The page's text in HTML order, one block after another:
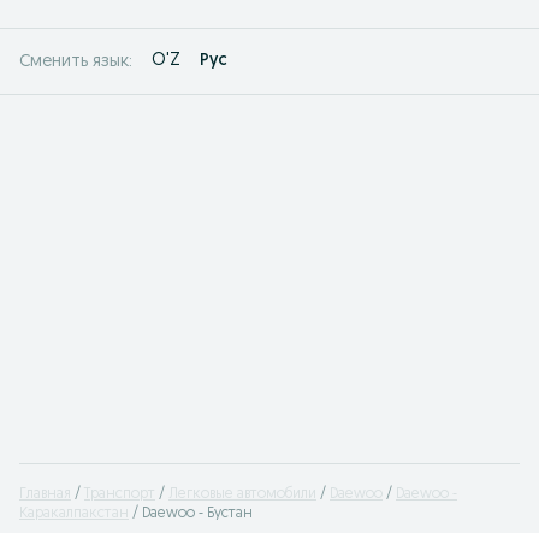
Сменить язык: O'Z Рус
Главная Транспорт Легковые автомобили Daewoo
Daewoo -
Каракалпакстан
Daewoo - Бустан